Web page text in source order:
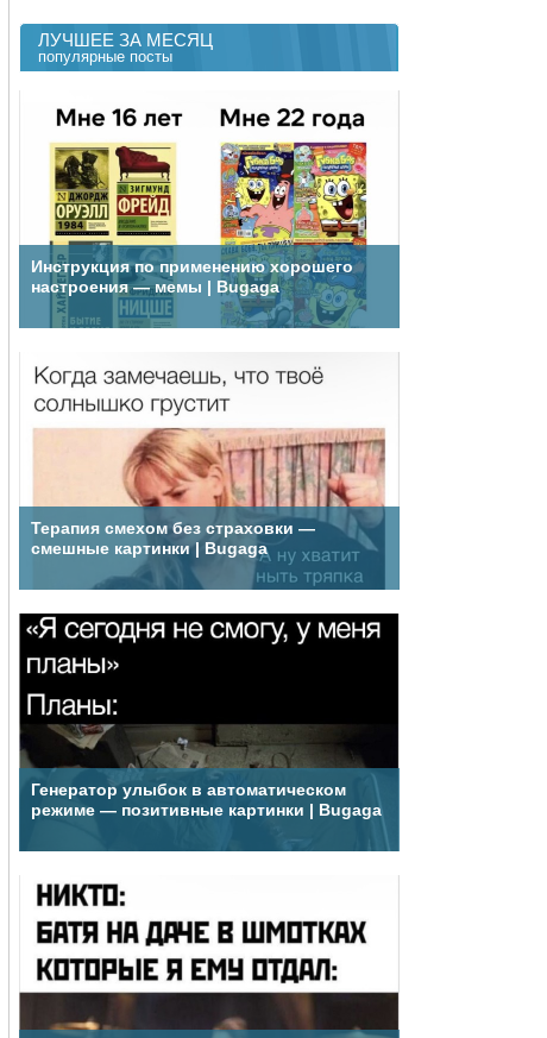
ЛУЧШЕЕ ЗА МЕСЯЦ
популярные посты
Инструкция по применению хорошего
настроения — мемы | Bugaga
Терапия смехом без страховки —
смешные картинки | Bugaga
Генератор улыбок в автоматическом
режиме — позитивные картинки | Bugaga